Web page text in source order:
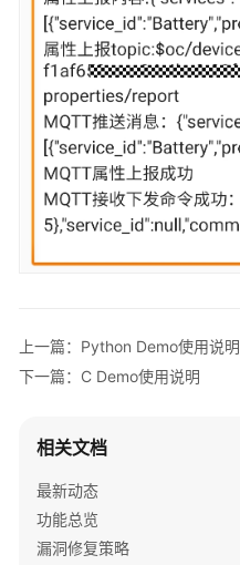
上一篇：Python Demo使用说明
下一篇：C Demo使用说明
相关文档
最新动态
功能总览
漏洞修复策略